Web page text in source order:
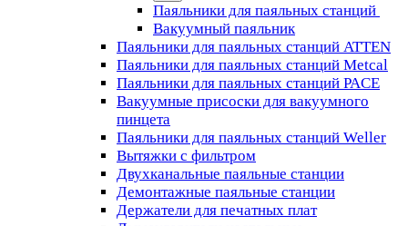
Паяльники для паяльных станций
Вакуумный паяльник
Паяльники для паяльных станций ATTEN
Паяльники для паяльных станций Metcal
Паяльники для паяльных станций PACE
Вакуумные присоски для вакуумного
пинцета
Паяльники для паяльных станций Weller
Вытяжки с фильтром
Двухканальные паяльные станции
Демонтажные паяльные станции
Держатели для печатных плат